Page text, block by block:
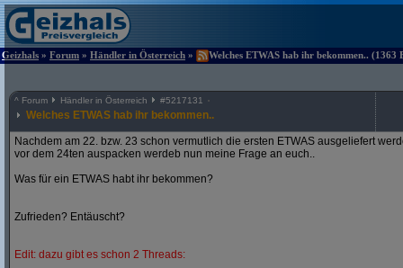
Geizhals » Forum » Händler in Österreich » Welches ETWAS hab ihr bekommen.. (1363
^ Forum Händler in Österreich #5217131
Welches ETWAS hab ihr bekommen..
Nachdem am 22. bzw. 23 schon vermutlich die ersten ETWAS ausgeliefert
vor dem 24ten auspacken werdeb nun meine Frage an euch..
Was für ein ETWAS habt ihr bekommen?
Zufrieden? Entäuscht?
Edit: dazu gibt es schon 2 Threads: